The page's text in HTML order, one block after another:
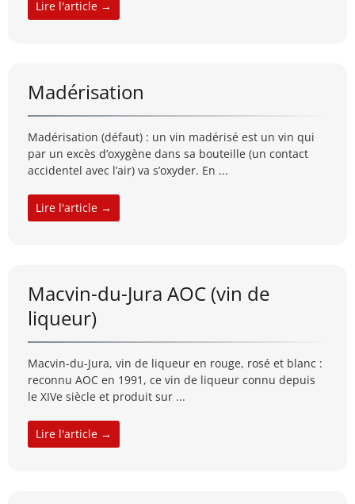
Lire l'article →
Madérisation
Madérisation (défaut) : un vin madérisé est un vin qui
par un excès d’oxygène dans sa bouteille (un contact
accidentel avec l’air) va s’oxyder. En ...
Lire l'article →
Macvin-du-Jura AOC (vin de
liqueur)
Macvin-du-Jura, vin de liqueur en rouge, rosé et blanc :
reconnu AOC en 1991, ce vin de liqueur connu depuis
le XIVe siècle et produit sur ...
Lire l'article →